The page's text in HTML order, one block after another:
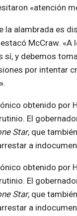
«atención
la alambrada es
McCraw.
sí, y debemos
por intentar
obtenido por
El
Star, que
a
obtenido por
El
Star, que
a